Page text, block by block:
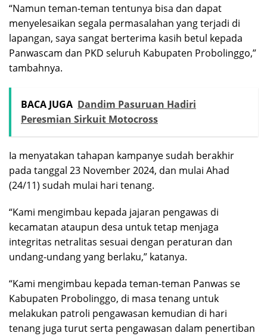
“Namun teman-teman tentunya bisa dan dapat
menyelesaikan segala permasalahan yang terjadi di
lapangan, saya sangat berterima kasih betul kepada
Panwascam dan PKD seluruh Kabupaten Probolinggo,”
tambahnya.
BACA JUGA Dandim Pasuruan Hadiri
Peresmian Sirkuit Motocross
Ia menyatakan tahapan kampanye sudah berakhir
pada tanggal 23 November 2024, dan mulai Ahad
(24/11) sudah mulai hari tenang.
“Kami mengimbau kepada jajaran pengawas di
kecamatan ataupun desa untuk tetap menjaga
integritas netralitas sesuai dengan peraturan dan
undang-undang yang berlaku,” katanya.
“Kami mengimbau kepada teman-teman Panwas se
Kabupaten Probolinggo, di masa tenang untuk
melakukan patroli pengawasan kemudian di hari
tenang juga turut serta pengawasan dalam penertiban